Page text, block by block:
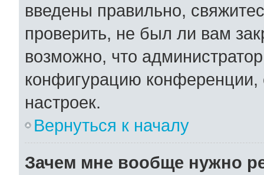
введены правильно,
проверить, не был ли вам
возможно, что
конфигурацию конференции,
настроек.
Вернуться к началу
Зачем мне вообще нужно